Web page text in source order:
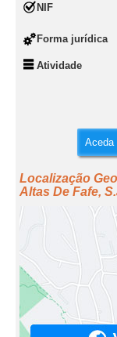
NIF
Forma jurídica
Atividade
Aceda
Localização
Altas De Fafe,